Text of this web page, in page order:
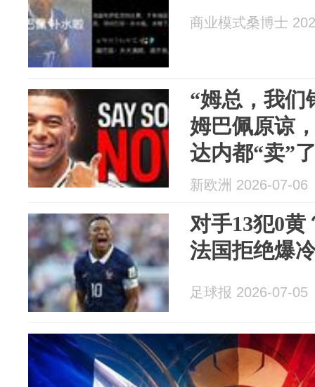
商业模式桑博士
“姆总，我们
姆巴佩原谅
达内都“卖”
新欧洲 2026-07-06
对手13犯0黄
法国拒绝爆
足球报 2026-07-05